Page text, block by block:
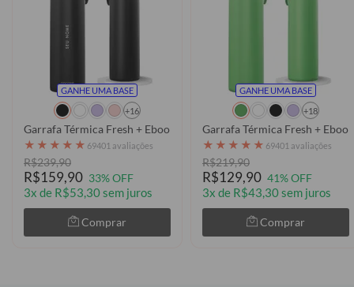
GANHE UMA BASE
+16
Garrafa Térmica Fresh + Ebook - Futurist
★ ★ ★ ★ ★ 69401 avaliações
R$239,90
R$159,90 33% OFF
3x de R$53,30 sem juros
Comprar
GANHE UMA BASE
+18
Garrafa Térmica Fresh +
★ ★ ★ ★ ★ 69401 avaliações
R$219,90
R$129,90 41% OFF
3x de R$43,30 sem juros
Comprar